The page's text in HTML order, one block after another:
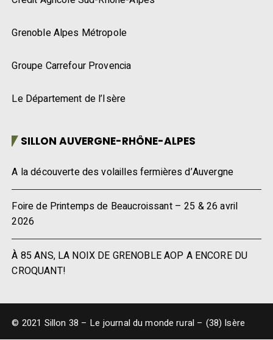
Grenoble Alpes Métropole
Groupe Carrefour Provencia
Le Département de l’Isère
SILLON AUVERGNE-RHÔNE-ALPES
A la découverte des volailles fermières d’Auvergne
Foire de Printemps de Beaucroissant – 25 & 26 avril
2026
À 85 ANS, LA NOIX DE GRENOBLE AOP A ENCORE DU
CROQUANT!
© 2021 Sillon 38 – Le journal du monde rural – (38) Isère